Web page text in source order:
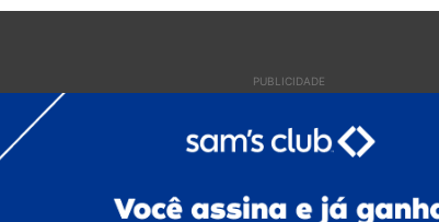
PUBLICIDADE